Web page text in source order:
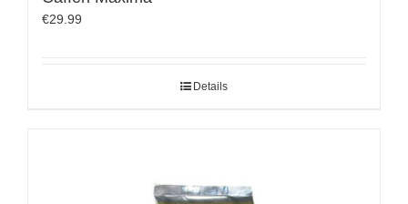
€29.99
Details